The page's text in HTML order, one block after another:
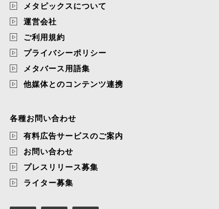
メタピックスについて
運営会社
ご利用規約
プライバシーポリシー
メタバース用語集
他媒体とのコンテンツ連携
各種お問い合わせ
有料広告サービスのご案内
お問い合わせ
プレスリリース募集
ライター募集